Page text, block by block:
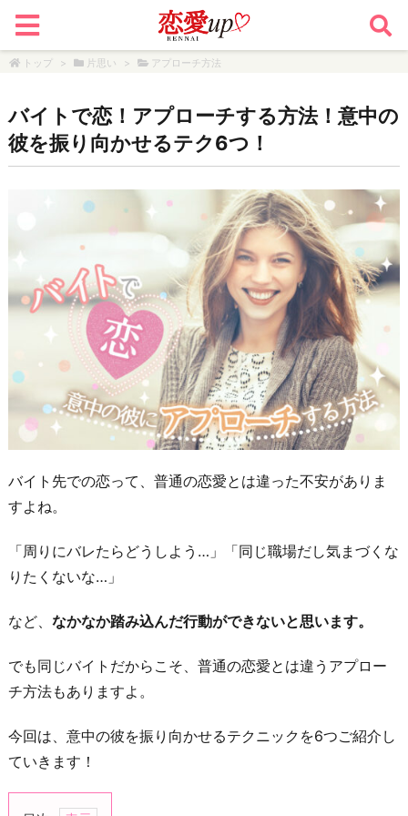
トップ > 片思い > アプローチ方法
バイトで恋！アプローチする方法！意中の
彼を振り向かせるテク6つ！
バイト先での恋って、普通の恋愛とは違った不安がありま
すよね。
「周りにバレたらどうしよう…」「同じ職場だし気まづくな
りたくないな…」
など、 なかなか踏み込んだ行動ができないと思います。
でも同じバイトだからこそ、普通の恋愛とは違うアプロー
チ方法もありますよ。
今回は、意中の彼を振り向かせるテクニックを6つご紹介し
ていきます！